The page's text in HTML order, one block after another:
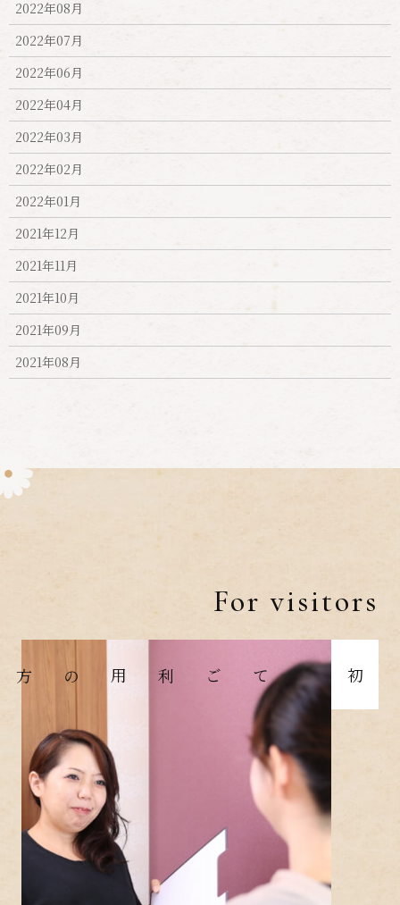
2022年08月
2022年07月
2022年06月
2022年04月
2022年03月
2022年02月
2022年01月
2021年12月
2021年11月
2021年10月
2021年09月
2021年08月
For visitors